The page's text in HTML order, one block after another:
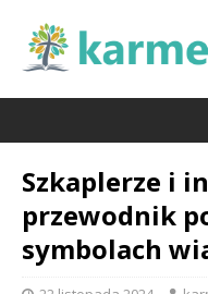
Szkaplerze i
przewodnik
symbolach